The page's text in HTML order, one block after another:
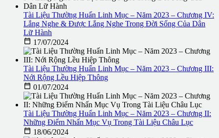
Tài Liệu Thường Huấn Linh Mục – Năm 2023 – Chương IV:
Lắng Nghe & Được Lắng Nghe Trong Đời Sống Của Dân
Lữ Hành
 17/07/2024
Tài Liệu Thường Huấn Linh Mục – Năm 2023 – Chương III:
Nới Rộng Lều Hiệp Thông
 01/07/2024
Tài Liệu Thường Huấn Linh Mục – Năm 2023 – Chương II:
Những Điểm Nhấn Mục Vụ Trong Tài Liệu Châu Lục
 18/06/2024